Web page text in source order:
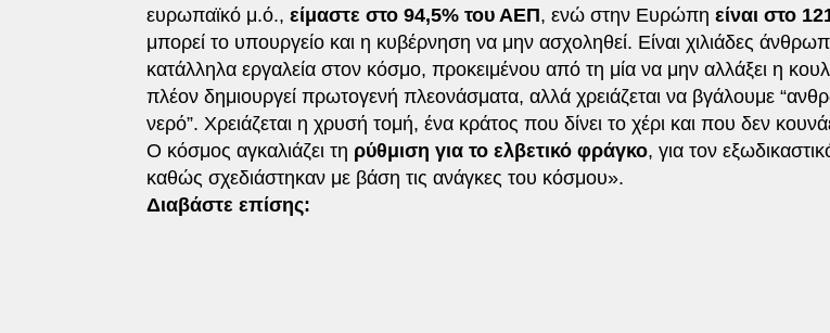
ευρωπαϊκό μ.ό., είμαστε στο 94,5% του ΑΕΠ, ενώ στην Ευρώπη είναι στο
μπορεί το υπουργείο και η κυβέρνηση να μην ασχοληθεί. Είναι χιλιάδες
κατάλληλα εργαλεία στον κόσμο, προκειμένου από τη μία να μην αλλάξει η
πλέον δημιουργεί πρωτογενή πλεονάσματα, αλλά χρειάζεται να βγάλουμε
νερό”. Χρειάζεται η χρυσή τομή, ένα κράτος που δίνει το χέρι και που δεν
Ο κόσμος αγκαλιάζει τη ρύθμιση για το ελβετικό φράγκο, για τον
καθώς σχεδιάστηκαν με βάση τις ανάγκες του κόσμου».
Διαβάστε επίσης: